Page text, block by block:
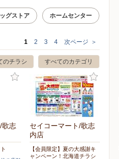
ッグストア ホームセンター
1 2 3 4 次ページ ＞
すべてのカテゴリ
のチラシ
歌志
セイコーマート/歌志
内店
【会員限定】夏の大感謝キ
ャンペーン！北海道チラシ